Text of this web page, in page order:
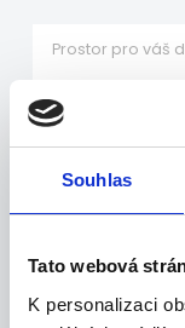
Souhlas
Tato webová
K personalizaci